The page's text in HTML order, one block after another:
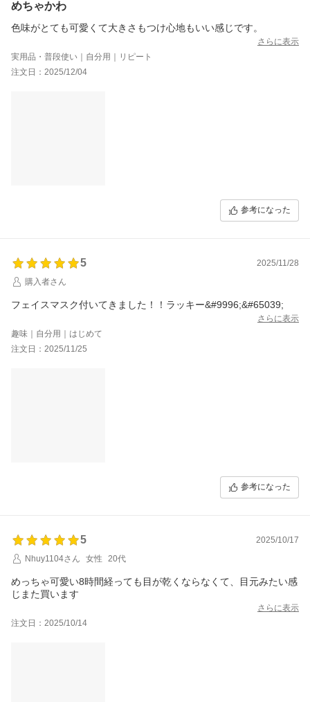
めちゃかわ
色味がとても可愛くて大きさもつけ心地もいい感じです。
さらに表示
実用品・普段使い｜自分用｜リピート
注文日：2025/12/04
参考になった
5
2025/11/28
購入者さん
フェイスマスク付いてきました！！ラッキー&#9996;&#65039;
さらに表示
趣味｜自分用｜はじめて
注文日：2025/11/25
参考になった
5
2025/10/17
Nhuy1104さん
女性 20代
めっちゃ可愛い8時間経っても目が乾くならなくて、目元みたい感
じまた買います
さらに表示
注文日：2025/10/14